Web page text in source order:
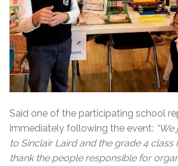
Said one of the participating school
immediately following the event:
to Sinclair Laird and the grade 4 class
thank the people responsible for